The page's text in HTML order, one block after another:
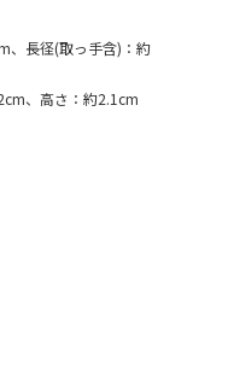
、長径(取っ手含)：約
、高さ：約2.1cm